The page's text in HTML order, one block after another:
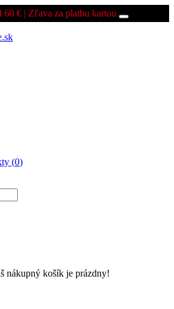
€ | Zľava za platbu kartou
(0)
nákupný košík je prázdny!